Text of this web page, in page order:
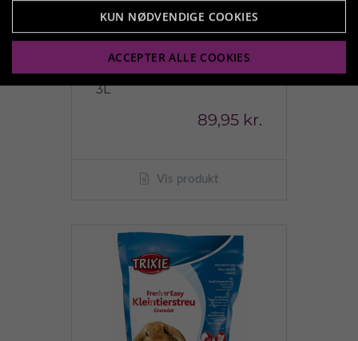
VITAPOL
CHINCHILLASAND 5,1KG
3L
89,95 kr.
Vis produkt
KUN NØDVENDIGE COOKIES
ACCEPTER ALLE COOKIES